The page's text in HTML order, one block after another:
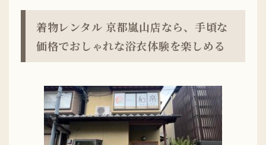
着物レンタル 京都嵐山店なら、手頃な
価格でおしゃれな浴衣体験を楽しめる